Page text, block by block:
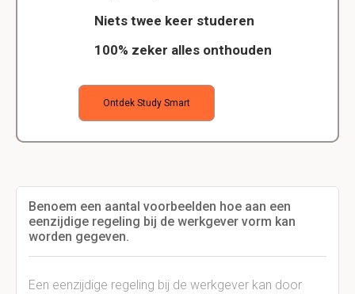
Niets twee keer studeren
100% zeker alles onthouden
Ontdek Study Smart
Benoem een aantal voorbeelden hoe aan een
eenzijdige regeling bij de werkgever vorm kan
worden gegeven.
Een eenzijdige regeling bij de werkgever kan door